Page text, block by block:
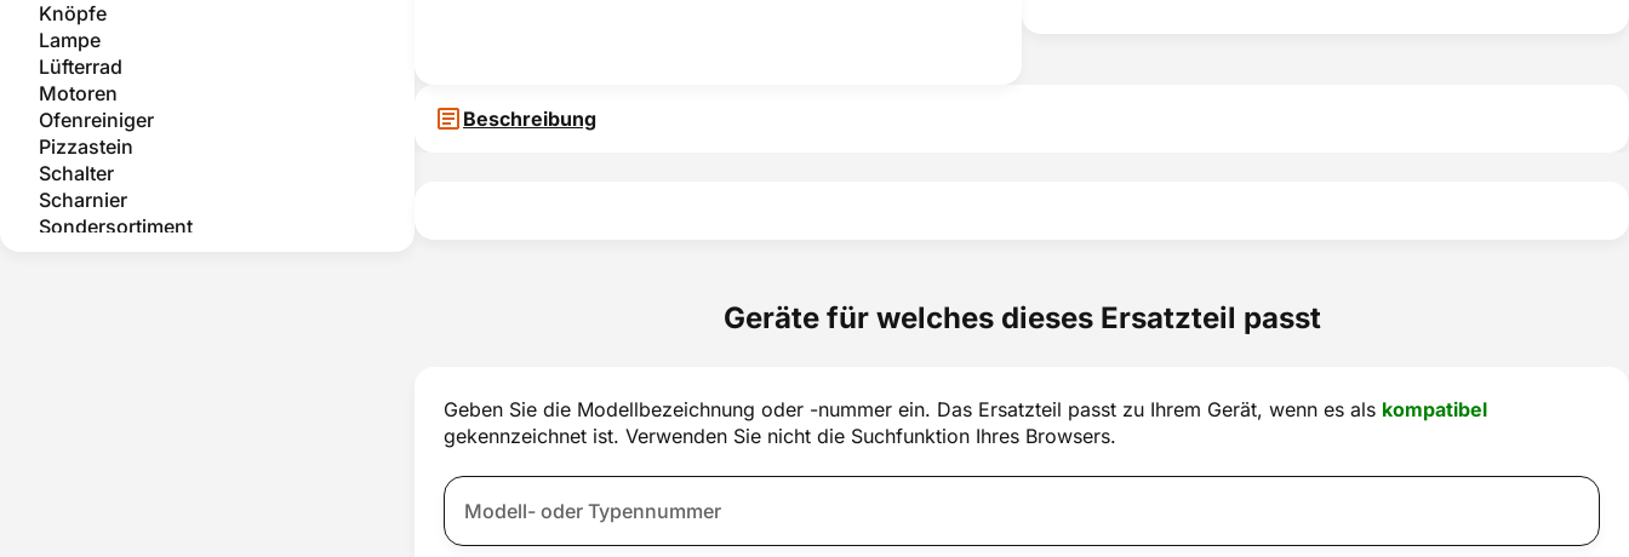
Knöpfe
Lampe
Lüfterrad
Motoren
Ofenreiniger
Pizzastein
Schalter
Scharnier
Sondersortiment
Beschreibung
Geräte für welches dieses Ersatzteil passt
Geben Sie die Modellbezeichnung oder -nummer ein. Das Ersatzteil passt zu Ihrem Gerät, wenn es als kompatibel
gekennzeichnet ist. Verwenden Sie nicht die Suchfunktion Ihres Browsers.